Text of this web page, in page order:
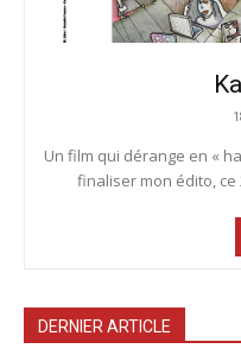
Un film qui dérange en «
finaliser mon édito, ce
DERNIER ARTICLE